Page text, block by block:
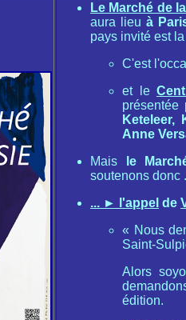
Le Marché de
aura lieu à
pays invité est
C'est
et le
Keteleer,
Anne
Mais
le
soutenons donc
... ► l'appel de
« Nous
Saint-
Alors
édition.